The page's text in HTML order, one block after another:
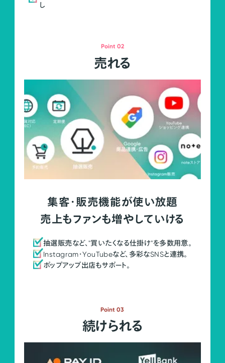
し
Point 02
売れる
集客・販売機能が使い放題
売上もファンも増やしていける
抽選販売など、"買いたくなる仕掛け"を多数用意。
Instagram・YouTubeなど、多彩なSNSと連携。
ポップアップ出店もサポート。
Point 03
続けられる